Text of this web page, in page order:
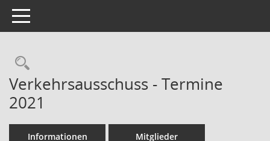
Toggle navigation
Rechercheauswahl
Verkehrsausschuss - Termine
2021
Informationen Mitglieder